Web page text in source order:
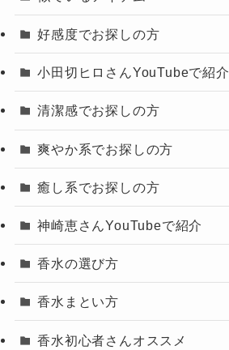
好感度でお探しの方
小田切ヒロさんYouTubeで紹介
清潔感でお探しの方
爽やか系でお探しの方
癒し系でお探しの方
神崎恵さんYouTubeで紹介
香水の選び方
香水まとい方
香水初心者さんオススメ